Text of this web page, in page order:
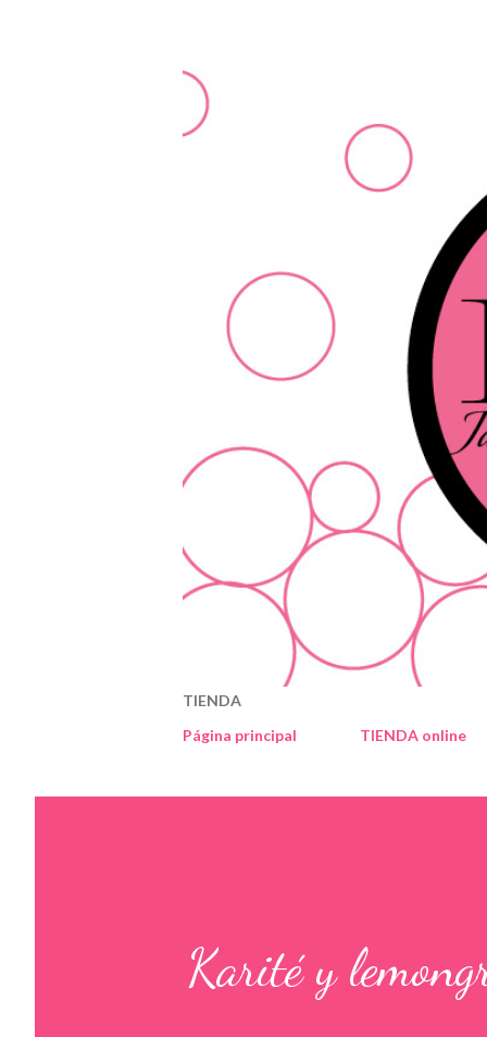
TIENDA
Página principal
TIENDA online
Karité y